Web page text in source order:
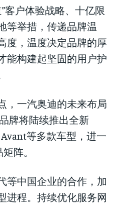
客户体验战略、十亿限
等举措，传递品牌温
度，温度决定品牌的厚
能构建起坚固的用户护
，一汽奥迪的未来布局
牌将陆续推出全新
等多款车型，进一
阵。
等中国企业的合作，加
进程。持续优化服务网